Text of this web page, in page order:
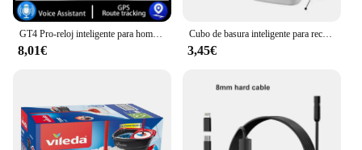
GT4 Pro-reloj inteligente para hombre y mujer, pulsera de drenaje resistente al agua con llamadas, Bluetooth, monitor de ritmo cardíaco, 2024
8,01€
Cubo de basura inteligente para reciclaje, papelera eléctrica con Sensor automático, impermeable, para cocina y baño, 13l
3,45€